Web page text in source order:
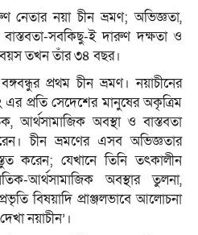
নয়া চীন ভ্রমণ; অভিজ্ঞতা,
বাস্তবতা-সবকিছু-ই দারুণ দক্ষতা ও
তখন তাঁর ৩৪ বছর।
প্রথম চীন ভ্রমণ। নয়াচীনের
প্রতি সেদেশের মানুষের অকৃত্রিম
আর্থসামাজিক অবস্থা ও বাস্তবতা
চীন ভ্রমণের এসব অভিজ্ঞতার
করেন; যেখানে তিনি তৎকালীন
আর্থসামাজিক অবস্থার তুলনা,
প্রভৃতি বিষয়াদি প্রাঞ্জলভাবে আলোচনা
নয়াচীন’।